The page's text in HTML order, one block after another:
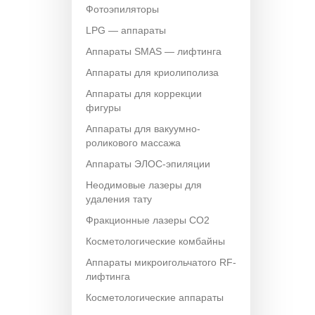
Фотоэпиляторы
LPG — аппараты
Аппараты SMAS — лифтинга
Аппараты для криолиполиза
Аппараты для коррекции
фигуры
Аппараты для вакуумно-
роликового массажа
Аппараты ЭЛОС-эпиляции
Неодимовые лазеры для
удаления тату
Фракционные лазеры CO2
Косметологические комбайны
Аппараты микроигольчатого RF-
лифтинга
Косметологические аппараты